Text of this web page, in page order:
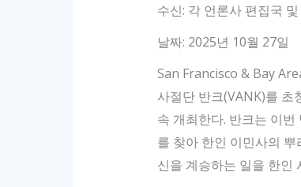
수신: 각 언론사 편집국
날짜: 2025년 10월 27일
San Francisco & Bay
사절단 반크(VANK)를 초
속 개최한다. 반크는 이
를 찾아 한인 이민사의
신을 계승하는 일을 한인